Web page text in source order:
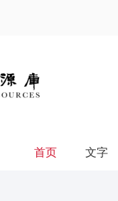
首页 文字